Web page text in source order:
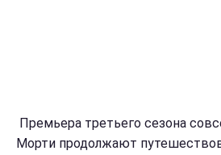
Премьера третьего сезона
Морти продолжают